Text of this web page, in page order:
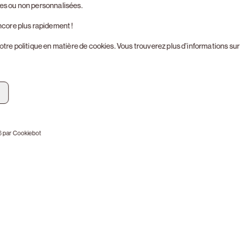
ou non personnalisées.
plus rapidement !
politique en matière de cookies. Vous trouverez plus d’informations sur
parCookiebot